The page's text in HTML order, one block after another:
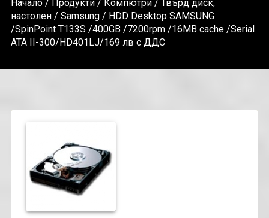
Начало/ Продукти/ Компютри/ Твърд диск,
настолен/ Samsung/ HDD Desktop SAMSUNG
/SpinPoint T133S /400GB /7200rpm /16MB cache /Serial
ATA II-300/HD401LJ/169 лв с ДДС